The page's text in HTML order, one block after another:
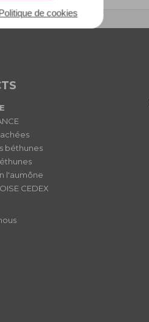
de cookies
béthunes
l'aumône
CEDEX